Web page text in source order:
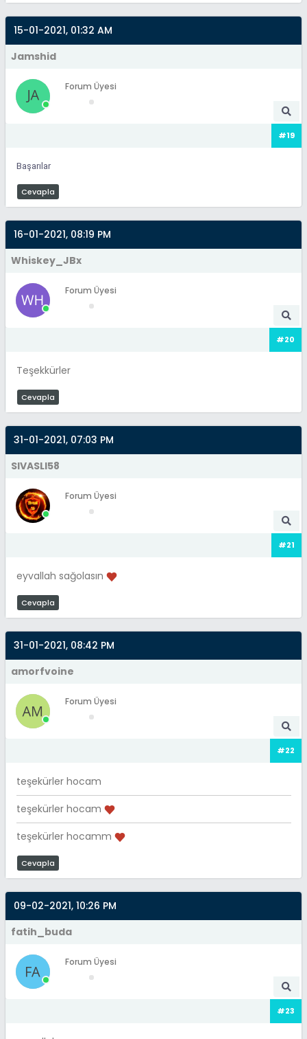
15-01-2021, 01:32 AM
Jamshid
Forum Üyesi
#19
Başarılar
Cevapla
16-01-2021, 08:19 PM
Whiskey_JBx
Forum Üyesi
#20
Teşekkürler
Cevapla
31-01-2021, 07:03 PM
SIVASLI58
Forum Üyesi
#21
eyvallah sağolasın
Cevapla
31-01-2021, 08:42 PM
amorfvoine
Forum Üyesi
#22
teşekürler hocam
teşekürler hocam
teşekürler hocamm
Cevapla
09-02-2021, 10:26 PM
fatih_buda
Forum Üyesi
#23